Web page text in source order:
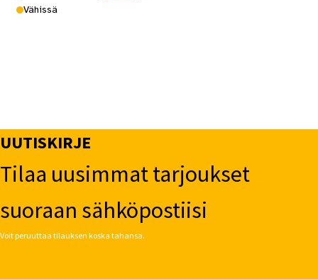
Vähissä
UUTISKIRJE
Tilaa uusimmat tarjoukset
suoraan sähköpostiisi
Voit peruuttaa tilauksen koska tahansa.